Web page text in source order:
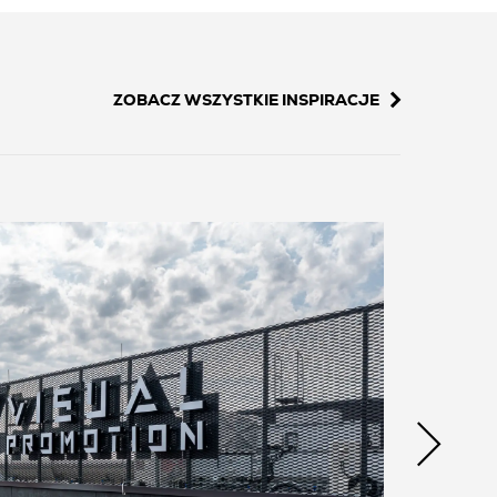
ZOBACZ WSZYSTKIE INSPIRACJE